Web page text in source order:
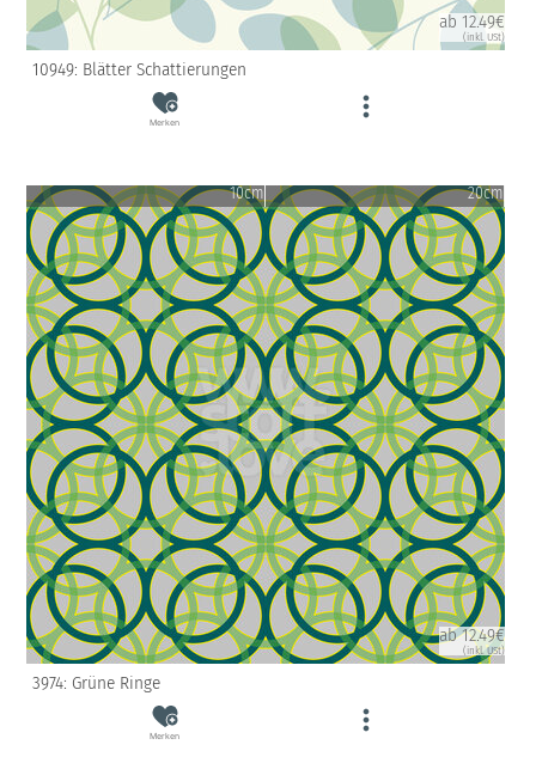
ab 12.49€
(inkl. USt)
10949: Blätter Schattierungen
Merken
10cm 20cm
ab 12.49€
(inkl. USt)
3974: Grüne Ringe
Merken